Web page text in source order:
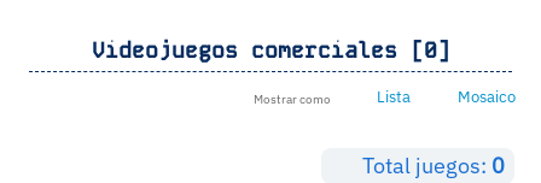
Videojuegos comerciales [0]
Mostrar como Lista Mosaico
Total juegos: 0